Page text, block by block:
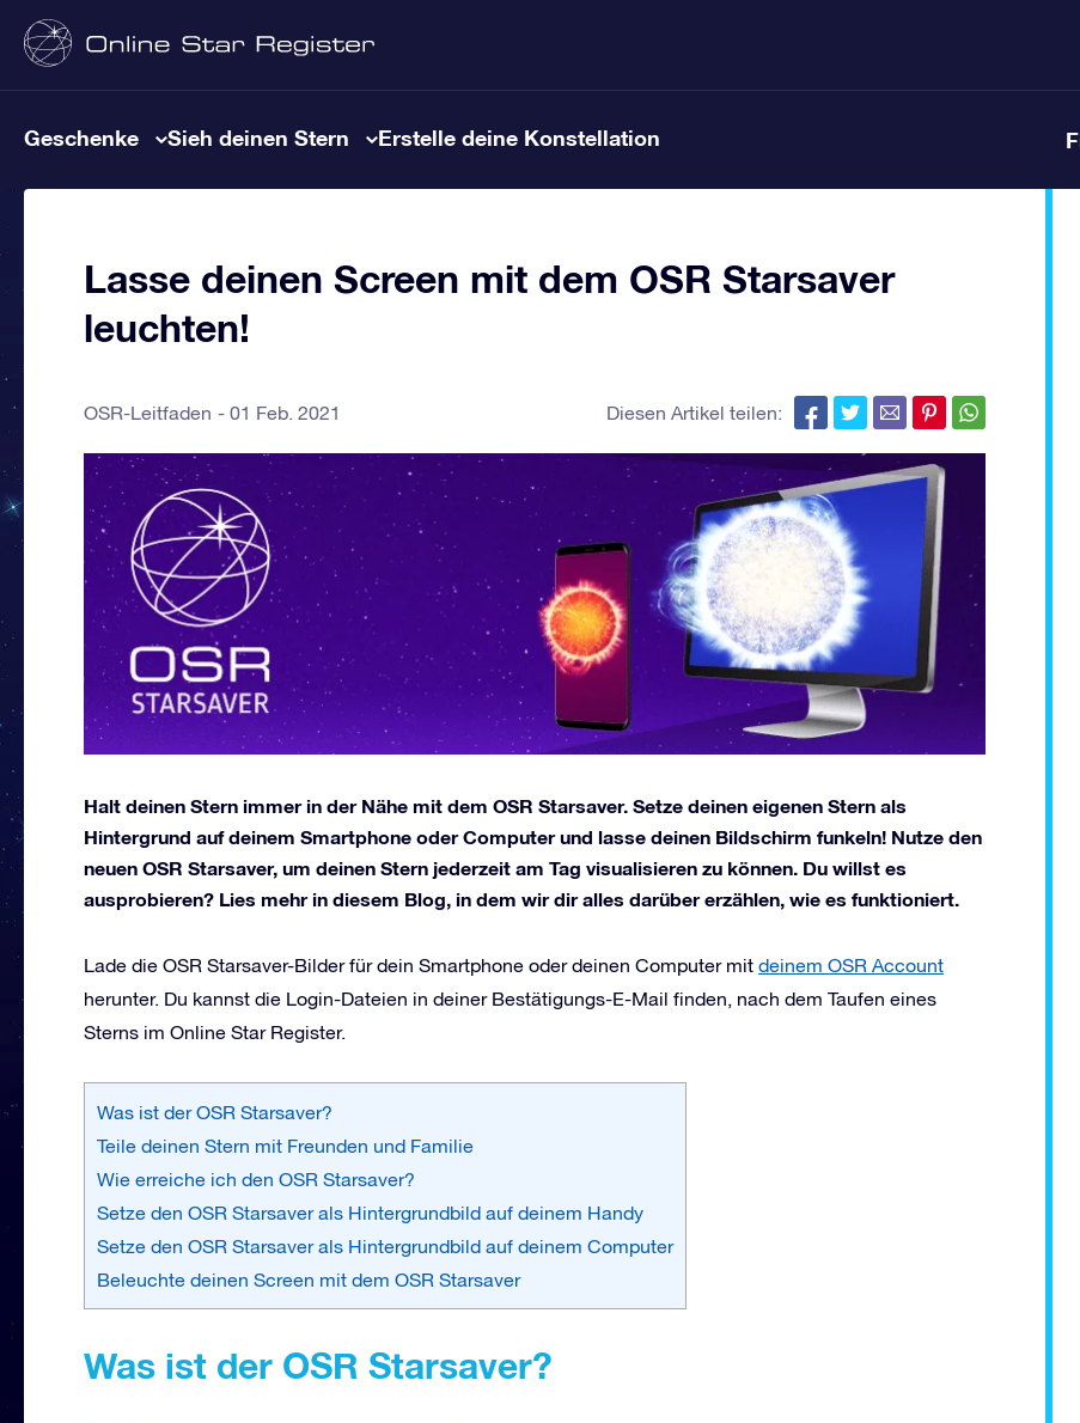
Geschenke Sieh deinen Stern Erstelle deine Konstellation
Lasse deinen Screen mit dem OSR Starsaver
leuchten!
OSR-Leitfaden 01 Feb. 2021 Diesen Artikel teilen:
Halt deinen Stern immer in der Nähe mit dem OSR Starsaver. Setze deinen eigenen Stern als
Hintergrund auf deinem Smartphone oder Computer und lasse deinen Bildschirm funkeln! Nutze den
neuen OSR Starsaver, um deinen Stern jederzeit am Tag visualisieren zu können. Du willst es
ausprobieren? Lies mehr in diesem Blog, in dem wir dir alles darüber erzählen, wie es funktioniert.
Lade die OSR Starsaver-Bilder für dein Smartphone oder deinen Computer mit deinem OSR Account
herunter. Du kannst die Login-Dateien in deiner Bestätigungs-E-Mail finden, nach dem Taufen eines
Sterns im Online Star Register.
Was ist der OSR Starsaver?
Teile deinen Stern mit Freunden und Familie
Wie erreiche ich den OSR Starsaver?
Setze den OSR Starsaver als Hintergrundbild auf deinem Handy
Setze den OSR Starsaver als Hintergrundbild auf deinem Computer
Beleuchte deinen Screen mit dem OSR Starsaver
Was ist der OSR Starsaver?